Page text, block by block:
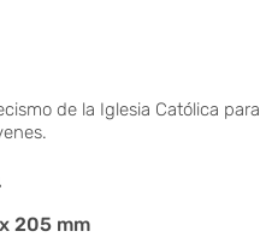
de la Iglesia Católica para
205 mm